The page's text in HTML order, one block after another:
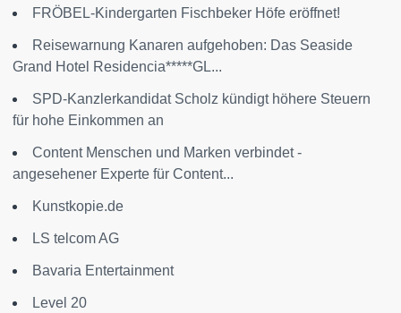
FRÖBEL-Kindergarten Fischbeker Höfe eröffnet!
Reisewarnung Kanaren aufgehoben: Das Seaside
Grand Hotel Residencia*****GL...
SPD-Kanzlerkandidat Scholz kündigt höhere Steuern
für hohe Einkommen an
Content Menschen und Marken verbindet -
angesehener Experte für Content...
Kunstkopie.de
LS telcom AG
Bavaria Entertainment
Level 20